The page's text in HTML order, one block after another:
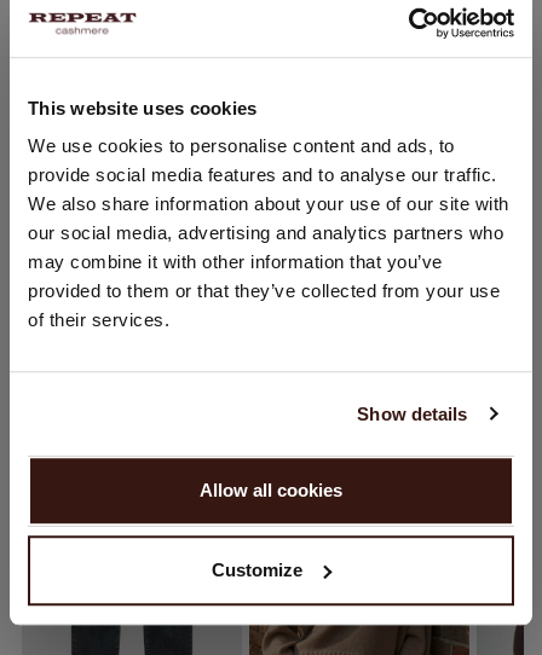
This website uses cookies
We use cookies to personalise content and ads, to
provide social media features and to analyse our traffic.
We also share information about your use of our site with
our social media, advertising and analytics partners who
may combine it with other information that you’ve
provided to them or that they’ve collected from your use
of their services.
Show details
Allow all cookies
Customize
100% Extrafeine Babywolle (Merinowolle)
GRÖSSE & SCHNITT
PFLEGEHINWEISE
VERSAND & RÜCKGABE
DAS KÖNNTE IHNEN AUCH GEFALLEN
STANDORT ÄNDERN
Sie besuchen Repeat cashmere von Niederlande (€) aus.
Möchten Sie Ihre Standort aktualisieren?
Vereinigte Staaten ($)
WEITER